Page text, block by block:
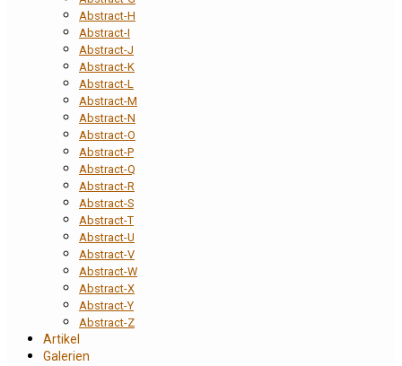
Abstract-H
Abstract-I
Abstract-J
Abstract-K
Abstract-L
Abstract-M
Abstract-N
Abstract-O
Abstract-P
Abstract-Q
Abstract-R
Abstract-S
Abstract-T
Abstract-U
Abstract-V
Abstract-W
Abstract-X
Abstract-Y
Abstract-Z
Artikel
Galerien